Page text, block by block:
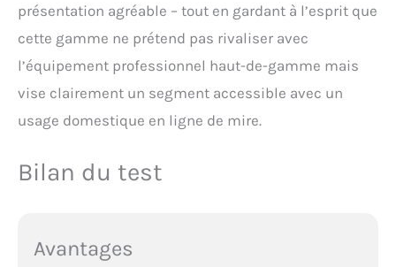
présentation agréable – tout en gardant à l’esprit que
cette gamme ne prétend pas rivaliser avec
l’équipement professionnel haut-de-gamme mais
vise clairement un segment accessible avec un
usage domestique en ligne de mire.
Bilan du test
Avantages